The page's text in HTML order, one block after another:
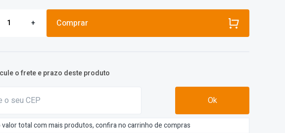
+ Comprar
o frete e prazo deste produto
Ok
valor total com mais produtos, confira no carrinho de compras